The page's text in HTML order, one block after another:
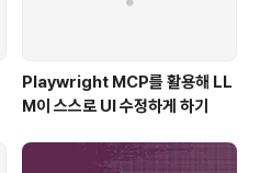
Playwright MCP를 활용해 LL
M이 스스로 UI 수정하게 하기